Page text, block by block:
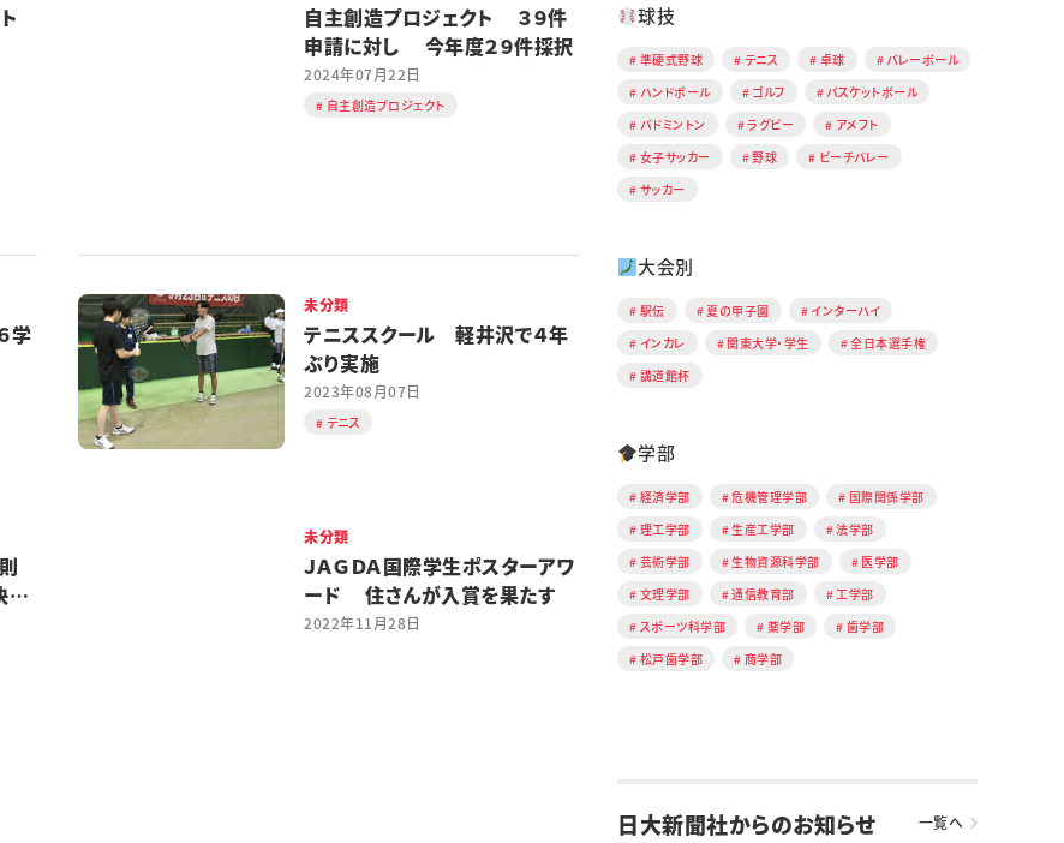
自主創造プロジェクト ３９件
申請に対し 今年度２９件採択
2024年07月22日
自主創造プロジェクト
学
未分類
テニススクール 軽井沢で４年
ぶり実施
2023年08月07日
テニス
す
未分類
ＪＡＧＤＡ国際学生ポスターアワ
ード 住さんが入賞を果たす
2022年11月28日
球技
準硬式野球 テニス 卓球
バレーボール
ハンドボール
ゴルフ
バスケットボール
バドミントン
ラグビー
アメフト
女子サッカー
野球
ビーチバレー
サッカー
大会別
駅伝 夏の甲子園
インターハイ
インカレ
関東大学・学生
全日本選手権
講道館杯
学部
経済学部 危機管理学部
国際関係学部
理工学部
生産工学部
法学部
芸術学部
生物資源科学部
医学部
文理学部
通信教育部
工学部
スポーツ科学部
薬学部
歯学部
松戸歯学部
商学部
日大新聞社からのお知らせ 一覧へ